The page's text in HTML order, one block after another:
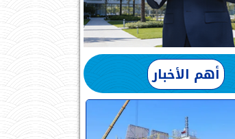
أهم الأخبار